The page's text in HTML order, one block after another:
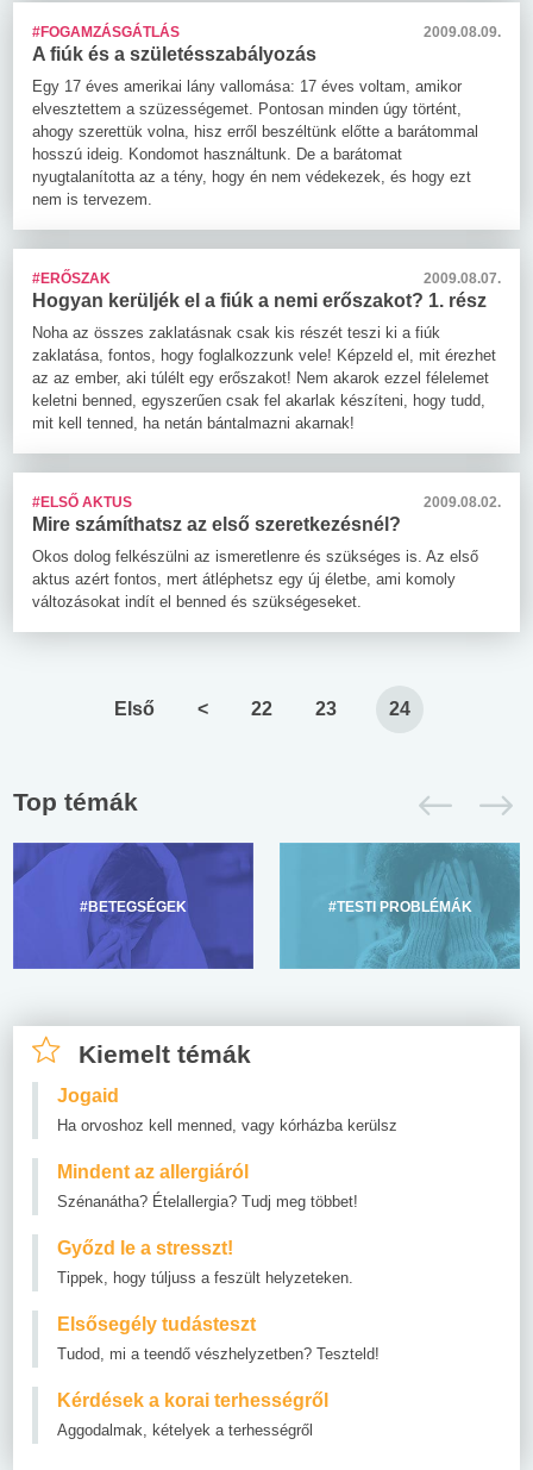
#FOGAMZÁSGÁTLÁS 2009.08.09.
A fiúk és a születésszabályozás
Egy 17 éves amerikai lány vallomása: 17 éves voltam, amikor
elvesztettem a szüzességemet. Pontosan minden úgy történt,
ahogy szerettük volna, hisz erről beszéltünk előtte a barátommal
hosszú ideig. Kondomot használtunk. De a barátomat
nyugtalanította az a tény, hogy én nem védekezek, és hogy ezt
nem is tervezem.
#ERŐSZAK 2009.08.07.
Hogyan kerüljék el a fiúk a nemi erőszakot? 1. rész
Noha az összes zaklatásnak csak kis részét teszi ki a fiúk
zaklatása, fontos, hogy foglalkozzunk vele! Képzeld el, mit érezhet
az az ember, aki túlélt egy erőszakot! Nem akarok ezzel félelemet
keletni benned, egyszerűen csak fel akarlak készíteni, hogy tudd,
mit kell tenned, ha netán bántalmazni akarnak!
#ELSŐ AKTUS 2009.08.02.
Mire számíthatsz az első szeretkezésnél?
Okos dolog felkészülni az ismeretlenre és szükséges is. Az első
aktus azért fontos, mert átléphetsz egy új életbe, ami komoly
változásokat indít el benned és szükségeseket.
Első < 22 23 24
Top témák
#BETEGSÉGEK #TESTI PROBLÉMÁK
Kiemelt témák
Jogaid
Ha orvoshoz kell menned, vagy kórházba kerülsz
Mindent az allergiáról
Szénanátha? Ételallergia? Tudj meg többet!
Győzd le a stresszt!
Tippek, hogy túljuss a feszült helyzeteken.
Elsősegély tudásteszt
Tudod, mi a teendő vészhelyzetben? Teszteld!
Kérdések a korai terhességről
Aggodalmak, kételyek a terhességről